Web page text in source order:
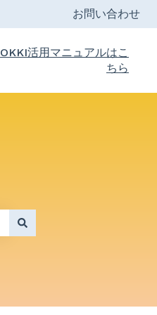
お問い合わせ
OKKI活用マニュアルはこ
ちら